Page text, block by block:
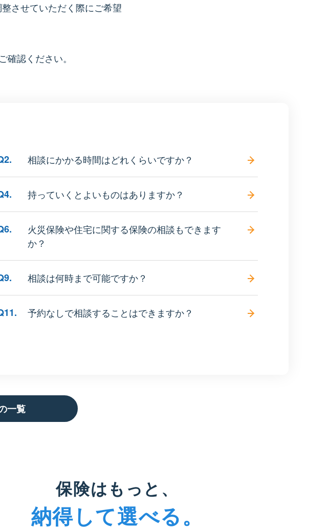
させていただく際にご希望
認ください。
相談にかかる時間はどれくらいですか？
持っていくとよいものはありますか？
火災保険や住宅に関する保険の相談もできます
か？
相談は何時まで可能ですか？
予約なしで相談することはできますか？
一覧
保険はもっと、
納得して選べる。